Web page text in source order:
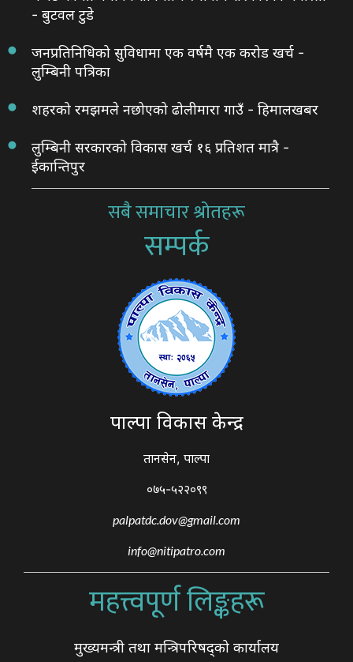
- बुटवल टुडे
जनप्रतिनिधिको सुविधामा एक वर्षमै एक करोड खर्च -
लुम्बिनी पत्रिका
शहरको रमझमले नछोएको ढोलीमारा गाउँ - हिमालखबर
लुम्बिनी सरकारको विकास खर्च १६ प्रतिशत मात्रै -
ईकान्तिपुर
सबै समाचार श्रोतहरू
सम्पर्क
पाल्पा विकास केन्द्र
तानसेन, पाल्पा
०७५-५२२०९९
palpatdc.dov@gmail.com
info@nitipatro.com
महत्त्वपूर्ण लिङ्कहरू
मुख्यमन्त्री तथा मन्त्रिपरिषद्को कार्यालय